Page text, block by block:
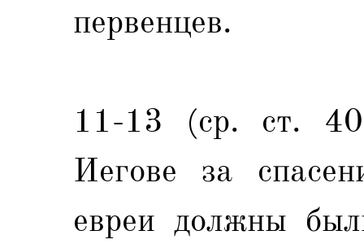
первенцев.
11-13 (ср. ст.
Иегове за
евреи должны